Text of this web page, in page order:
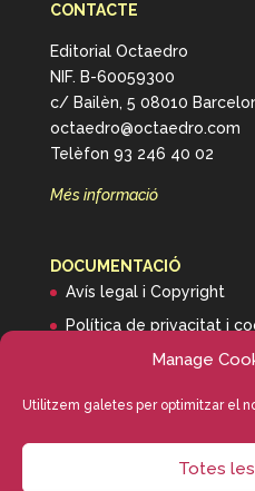
Manage
Utilitzem galetes per optimitzar el
Totes
CONTACTE
Editorial Octaedro
NIF. B-60059300
c/ Bailèn, 5 08010
octaedro@octaedro.com
Telèfon 93 246 40 02
Més informació
DOCUMENTACIÓ
Avís legal i Copyright
Política de privacitat i
Informació de transport